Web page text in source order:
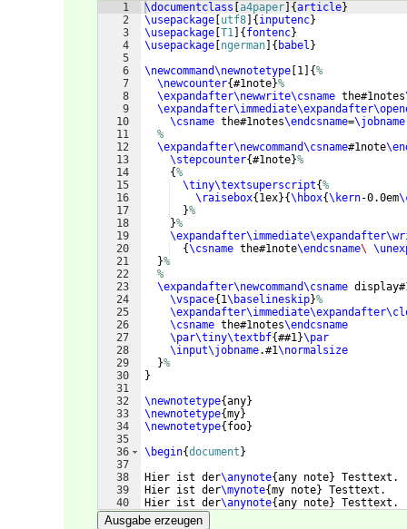
1
2
3
4
5
6
7
8
9
10
11
12
13
14
15
16
17
18
19
20
21
22
23
24
25
26
27
28
29
30
31
32
33
34
35
36
37
38
39
40
41
\documentclass a4paper {article}
\usepackage utf8 { inputenc}
\usepackage T1 { fontenc}
\usepackage ngerman { babel }
\newcommand\newnotetype 1 {%
\newcounter{#1note}%
\expandafter\newwrite\csname the#1notes
\csname the#1notes\endcsname=\jobname
%
\expandafter\newcommand\csname#1note
\stepcounter{#1note}%
{%
\tiny\textsuperscript{%
\raisebox{ 1ex}{\hbox{\kern-0.0em
}%
}%
{\csname the#1note\endcsname\
}%
%
\expandafter\newcommand\csname
\vspace{ 1\baselineskip}%
\csname the#1notes\endcsname
\par\tiny\textbf{##1}\par
\input\jobname.#1\normalsize
}%
}
\newnotetype{any}
\newnotetype{my}
\newnotetype{ foo}
\begin{document }
Hier ist der\anynote{any note} Testtext.
Hier ist der\mynote{my note} Testtext.
Hier ist der\anynote{any note} Testtext.
Hier ist der
Ausgabe erzeugen